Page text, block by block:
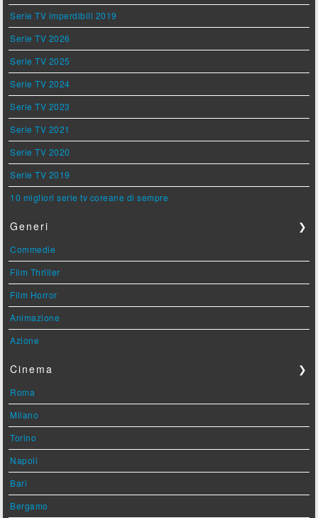
Serie TV imperdibili 2019
Serie TV 2026
Serie TV 2025
Serie TV 2024
Serie TV 2023
Serie TV 2021
Serie TV 2020
Serie TV 2019
10 migliori serie tv coreane di sempre
Generi ❯
Commedie
Film Thriller
Film Horror
Animazione
Azione
Cinema ❯
Roma
Milano
Torino
Napoli
Bari
Bergamo